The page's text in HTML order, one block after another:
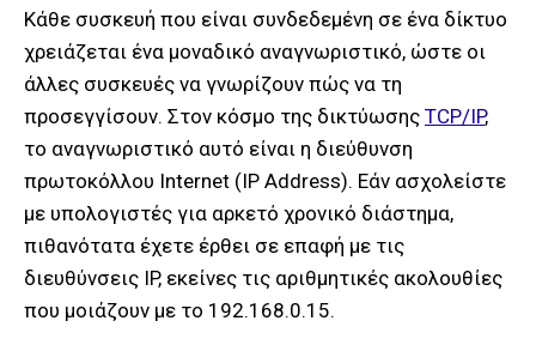
Κάθε συσκευή που είναι συνδεδεμένη σε ένα δίκτυο
χρειάζεται ένα μοναδικό αναγνωριστικό, ώστε οι
άλλες συσκευές να γνωρίζουν πώς να τη
προσεγγίσουν. Στον κόσμο της δικτύωσης TCP/IP,
το αναγνωριστικό αυτό είναι η διεύθυνση
πρωτοκόλλου Internet (IP Address). Εάν ασχολείστε
με υπολογιστές για αρκετό χρονικό διάστημα,
πιθανότατα έχετε έρθει σε επαφή με τις
διευθύνσεις IP, εκείνες τις αριθμητικές ακολουθίες
που μοιάζουν με το 192.168.0.15.